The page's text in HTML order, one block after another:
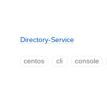
Directory-Service
centos cli console